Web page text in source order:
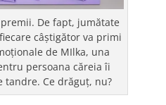
De fapt, jumătate
câștigător va primi
de MIlka, una
persoana căreia îi
tandre. Ce drăguț, nu?